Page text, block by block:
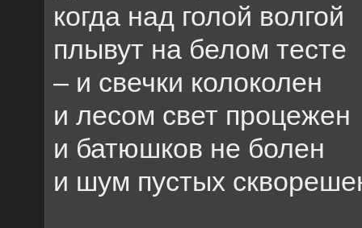
когда над голой волгой
плывут на белом тесте
– и свечки колоколен
и лесом свет процежен
и батюшков не болен
и шум пустых